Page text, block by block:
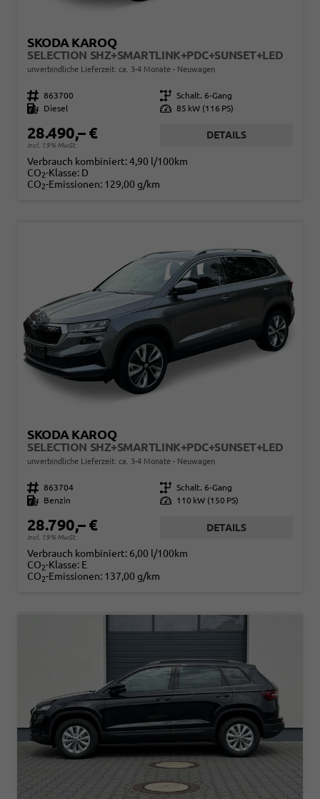
SKODA KAROQ
SELECTION SHZ+SMARTLINK+PDC+SUNSET+LED
unverbindliche Lieferzeit: ca. 3-4 Monate Neuwagen
Fahrzeugnr. 863700 Getriebe Schalt. 6-Gang
Kraftstoff
Diesel Leistung 85 kW (116 PS)
28.490,– €
incl. 19% MwSt.
DETAILS
Verbrauch kombiniert:4,90 l/100km
CO2-Klasse: D
CO2-Emissionen: 129,00 g/km
SKODA KAROQ
SELECTION SHZ+SMARTLINK+PDC+SUNSET+LED
unverbindliche Lieferzeit: ca. 3-4 Monate Neuwagen
Fahrzeugnr. 863704 Getriebe Schalt. 6-Gang
Kraftstoff
Benzin Leistung 110 kW (150 PS)
28.790,– €
incl. 19% MwSt.
DETAILS
Verbrauch kombiniert: 6,00 l/100km
CO2-Klasse: E
CO2-Emissionen: 137,00 g/km